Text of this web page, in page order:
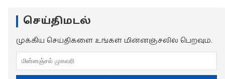
செய்திமடல்
முக்கிய செய்திகளை உங்கள் மின்னஞ்சலில் பெறவும்.